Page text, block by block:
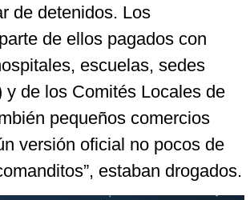
de detenidos. Los
de ellos pagados con
escuelas, sedes
de los Comités Locales de
pequeños comercios
versión oficial no pocos de
estaban drogados.